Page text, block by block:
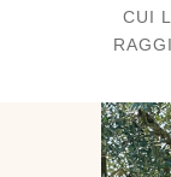
CUI